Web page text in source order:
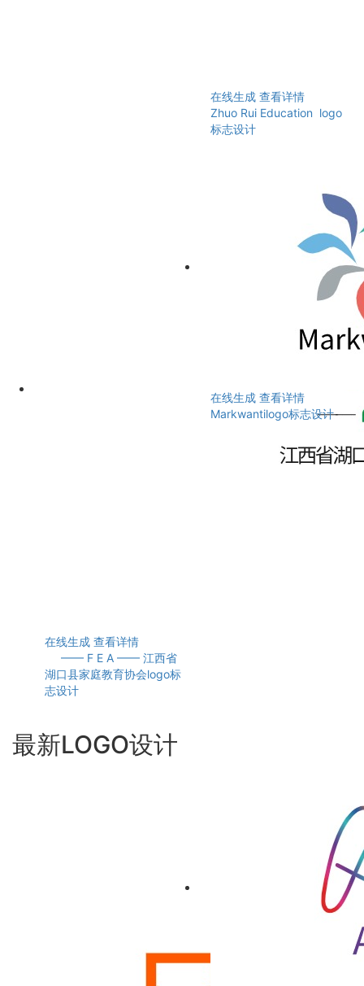
在线生成 查看详情
Zhuo Rui Education logo
标志设计
在线生成 查看详情
—— F E A —— 江西省
湖口县家庭教育协会logo标
志设计
在线生成 查看详情
Markwantilogo标志设计
最新LOGO设计